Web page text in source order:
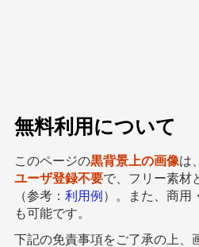
無料利用について
このページの黒背景上の画像は、
ユーザ登録不要で、フリー素材
（参考： 利用例）。また、商用
も可能です。
下記の免責事項をご了承の上、